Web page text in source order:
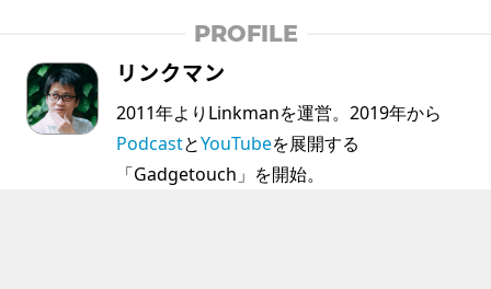
PROFILE
リンクマン
2011年よりLinkmanを運営。2019年から
PodcastとYouTubeを展開する
「Gadgetouch」を開始。